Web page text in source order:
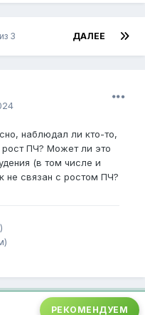
ДАЛЕЕ
3
наблюдал ли кто-то,
рост ПЧ? Может ли это
(в том числе и
связан с ростом ПЧ?
РЕКОМЕНДУЕМ